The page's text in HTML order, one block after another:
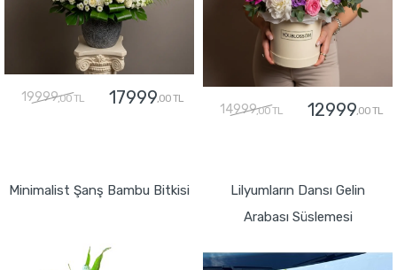
19999,00 TL 17999,00 TL
14999,00 TL 12999,00 TL
Minimalist Şanş Bambu Bitkisi
Lilyumların Dansı Gelin
Arabası Süslemesi